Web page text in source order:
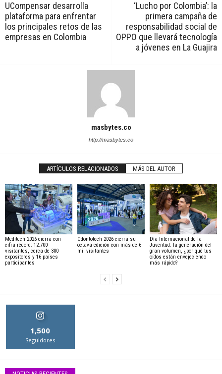
UCompensar desarrolla
plataforma para enfrentar
los principales retos de las
empresas en Colombia
‘Lucho por Colombia’: la
primera campaña de
responsabilidad social de
OPPO que llevará tecnología
a jóvenes en La Guajira
masbytes.co
http://masbytes.co
ARTÍCULOS RELACIONADOS MÁS DEL AUTOR
Meditech 2026 cierra con
cifra récord: 12.700
visitantes, cerca de 300
expositores y 16 países
participantes
Odontotech 2026 cierra su
octava edición con más de 6
mil visitantes
Día Internacional de la
Juventud: la generación del
gran volumen, ¿por qué tus
oídos están envejeciendo
más rápido?
1,500
Seguidores